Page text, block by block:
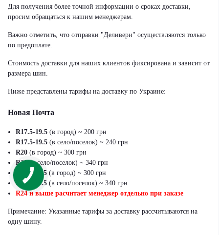
Для получения более точной информации о сроках доставки,
просим обращаться к нашим менеджерам.
Важно отметить, что отправки "Деливери" осуществляются только
по предоплате.
Стоимость доставки для наших клиентов фиксирована и зависит от
размера шин.
Ниже представлены тарифы на доставку по Украине:
Новая Почта
R17.5-19.5 (в город) ~ 200 грн
R17.5-19.5 (в село/поселок) ~ 240 грн
R20 (в город) ~ 300 грн
R20(в село/поселок) ~ 340 грн
R21-R22.5 (в город) ~ 300 грн
R21-R22.5 (в село/поселок) ~ 340 грн
R24 и выше расчитает менеджер отдельно при заказе
Примечание: Указанные тарифы за доставку рассчитываются на
одну шину.